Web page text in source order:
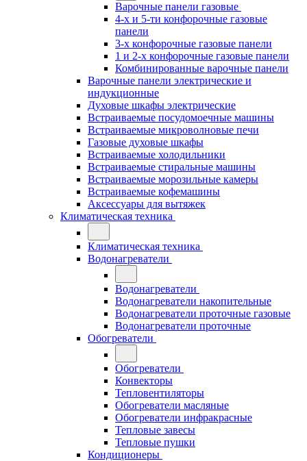
Варочные панели газовые
4-х и 5-ти конфорочные газовые
панели
3-х конфорочные газовые панели
1 и 2-х конфорочные газовые панели
Комбинированные варочные панели
Варочные панели электрические и
индукционные
Духовые шкафы электрические
Встраиваемые посудомоечные машины
Встраиваемые микроволновые печи
Газовые духовые шкафы
Встраиваемые холодильники
Встраиваемые стиральные машины
Встраиваемые морозильные камеры
Встраиваемые кофемашины
Аксессуары для вытяжек
Климатическая техника
Климатическая техника
Водонагреватели
Водонагреватели
Водонагреватели накопительные
Водонагреватели проточные газовые
Водонагреватели проточные
Обогреватели
Обогреватели
Конвекторы
Тепловентиляторы
Обогреватели масляные
Обогреватели инфракрасные
Тепловые завесы
Тепловые пушки
Кондиционеры